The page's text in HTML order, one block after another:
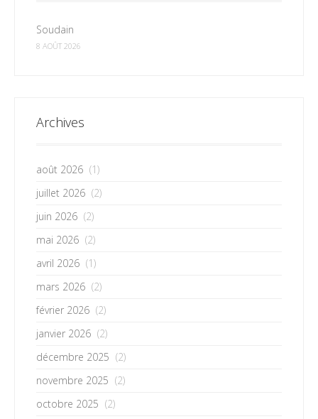
Soudain
8 AOÛT 2026
Archives
août 2026 (1)
juillet 2026 (2)
juin 2026 (2)
mai 2026 (2)
avril 2026 (1)
mars 2026 (2)
février 2026 (2)
janvier 2026 (2)
décembre 2025 (2)
novembre 2025 (2)
octobre 2025 (2)